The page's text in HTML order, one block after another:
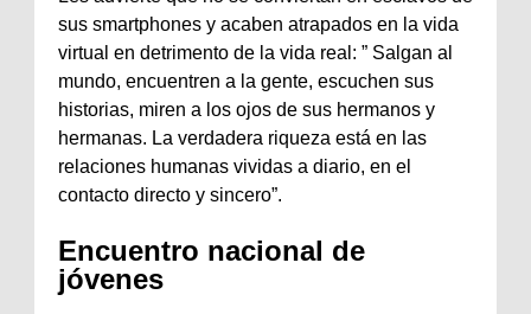
sus smartphones y acaben atrapados en la vida
virtual en detrimento de la vida real: ” Salgan al
mundo, encuentren a la gente, escuchen sus
historias, miren a los ojos de sus hermanos y
hermanas. La verdadera riqueza está en las
relaciones humanas vividas a diario, en el
contacto directo y sincero”.
Encuentro nacional de
jóvenes